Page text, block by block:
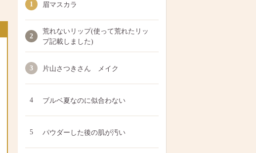
1 眉マスカラ
2
荒れないリップ(使って荒れたリッ
プ記載しました)
3 片山さつきさん メイク
4 ブルベ夏なのに似合わない
5 パウダーした後の肌が汚い